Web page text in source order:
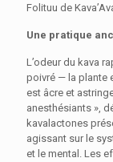
Folituu de
Une pratique
L’odeur du kava
poivré — la plante
est âcre et
anesthésiants »,
kavalactones
agissant sur le
et le mental. Les